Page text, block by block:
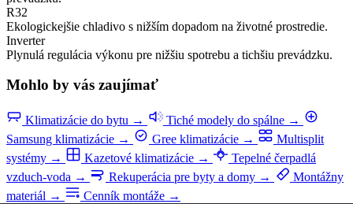
R32
Ekologickejšie chladivo s nižším dopadom na životné prostredie.
Inverter
Plynulá regulácia výkonu pre nižšiu spotrebu a tichšiu prevádzku.
Mohlo by vás zaujímať
Klimatizácie do bytu → Tiché modely do spálne →
Samsung klimatizácie → Gree klimatizácie →
Multisplit
systémy → Kazetové klimatizácie →
Tepelné čerpadlá
vzduch-voda → Rekuperácia pre byty a domy →
Montážny
materiál → Cenník montáže →